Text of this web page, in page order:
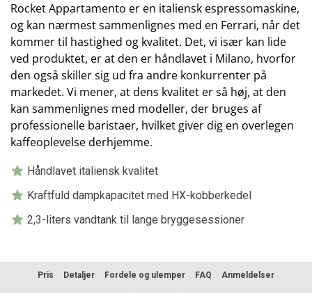
Rocket Appartamento er en italiensk espressomaskine,
og kan nærmest sammenlignes med en Ferrari, når det
kommer til hastighed og kvalitet. Det, vi især kan lide
ved produktet, er at den er håndlavet i Milano, hvorfor
den også skiller sig ud fra andre konkurrenter på
markedet. Vi mener, at dens kvalitet er så høj, at den
kan sammenlignes med modeller, der bruges af
professionelle baristaer, hvilket giver dig en overlegen
kaffeoplevelse derhjemme.
Håndlavet italiensk kvalitet
Kraftfuld dampkapacitet med HX-kobberkedel
2,3-liters vandtank til lange bryggesessioner
Pris Detaljer Fordele og ulemper FAQ Anmeldelser